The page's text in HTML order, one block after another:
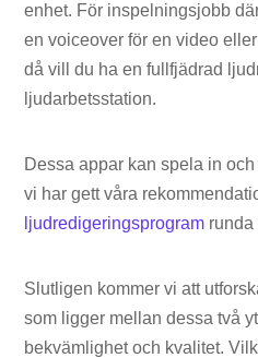
enhet. För inspelningsjobb
en voiceover för en video
då vill du ha en fullfjädrad
ljudarbetsstation.
Dessa appar kan spela in
vi har gett våra
ljudredigeringsprogram runda
Slutligen kommer vi att
som ligger mellan dessa två
bekvämlighet och kvalitet.